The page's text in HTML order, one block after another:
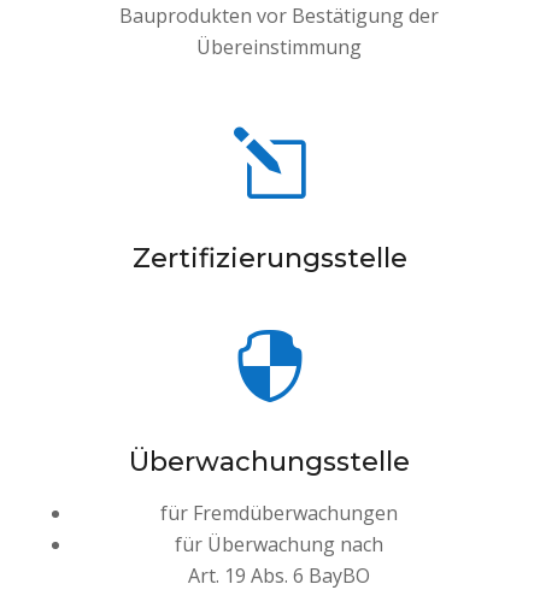
Bauprodukten vor Bestätigung der
Übereinstimmung
l
Zertifizierungsstelle

Überwachungsstelle
für Fremdüberwachungen
für Überwachung nach
Art. 19 Abs. 6 BayBO